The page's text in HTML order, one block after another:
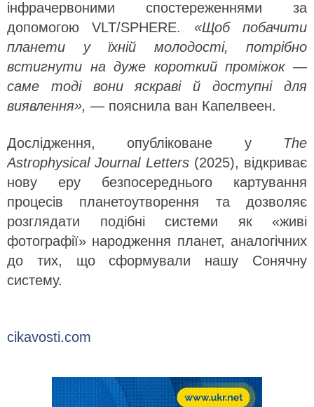
інфрачервоними спостереженнями за
допомогою VLT/SPHERE. «Щоб побачити
планети у їхній молодості, потрібно
встигнути на дуже короткий проміжок —
саме тоді вони яскраві й доступні для
виявлення», — пояснила ван Капелвеен.
Дослідження, опубліковане у The
Astrophysical Journal Letters(2025), відкриває
нову еру безпосереднього картування
процесів планетоутворення та дозволяє
розглядати подібні системи як «живі
фотографії» народження планет, аналогічних
до тих, що сформували нашу Сонячну
систему.
cikavosti.com